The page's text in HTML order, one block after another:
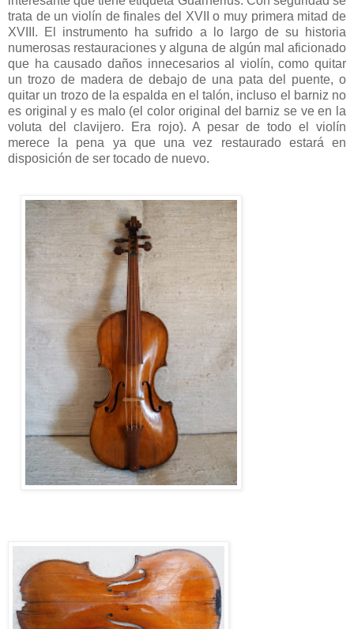
trata de un violín de finales del XVII o muy primera mitad de
XVIII. El instrumento ha sufrido a lo largo de su historia
numerosas restauraciones y alguna de algún mal aficionado
que ha causado daños innecesarios al violín, como quitar
un trozo de madera de debajo de una pata del puente, o
quitar un trozo de la espalda en el talón, incluso el barniz no
es original y es malo (el color original del barniz se ve en la
voluta del clavijero. Era rojo). A pesar de todo el violín
merece la pena ya que una vez restaurado estará en
disposición de ser tocado de nuevo.